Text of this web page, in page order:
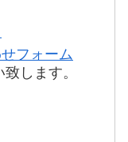
フォーム
します。